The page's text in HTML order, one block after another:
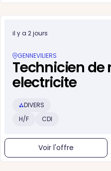
il y a 2 jours
GENNEVILIERS
Technicien
electricite
DIVERS
H/F
CDI
Voir l'offre